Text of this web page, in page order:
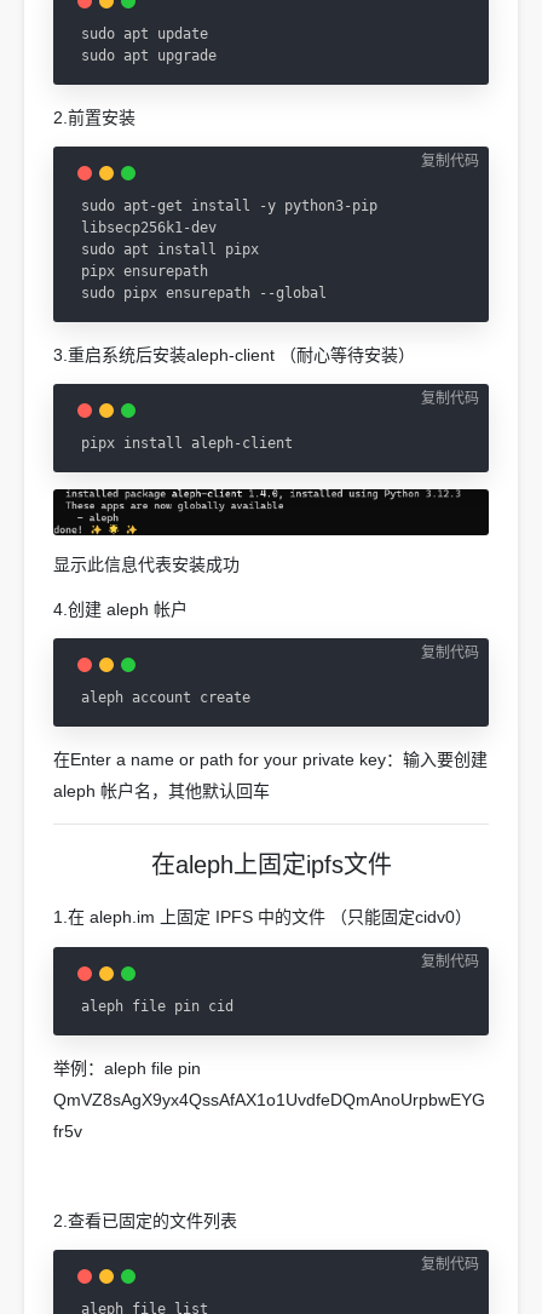
sudo apt update
sudo apt upgrade
2.前置安装
复制代码
sudo apt-get install -y python3-pip
libsecp256k1-dev
sudo apt install pipx
pipx ensurepath
sudo pipx ensurepath --global
3.重启系统后安装aleph-client （耐心等待安装）
复制代码
pipx install aleph-client
显示此信息代表安装成功
4.创建 aleph 帐户
复制代码
aleph account create
在Enter a name or path for your private key：输入要创建
aleph 帐户名，其他默认回车
在aleph上固定ipfs文件
1.在 aleph.im 上固定 IPFS 中的文件 （只能固定cidv0）
复制代码
aleph file pin cid
举例：aleph file pin
QmVZ8sAgX9yx4QssAfAX1o1UvdfeDQmAnoUrpbwEYG
fr5v
2.查看已固定的文件列表
复制代码
aleph file list